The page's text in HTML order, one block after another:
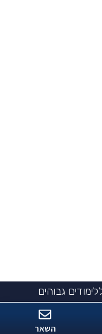
גבוהים
השאר